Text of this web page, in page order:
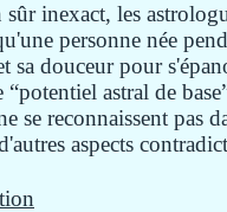
sûr inexact, les
personne née
sa douceur pour
“potentiel astral de
se reconnaissent pas
aspects